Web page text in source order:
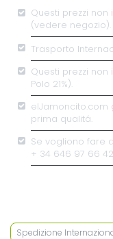
Questi prezzi
(vedere negozio).
Trasporto
Questi prezzi non
Polo 21%).
prima qualitá.
Se vogliono fare
+ 34 646 97 66 42
Spedizione